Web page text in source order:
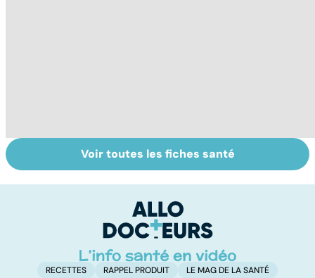
Tout savoir sur
les virus
Votre santé en
vacances
Voir toutes les fiches santé
RECETTES RAPPEL PRODUIT LE MAG DE LA SANTÉ